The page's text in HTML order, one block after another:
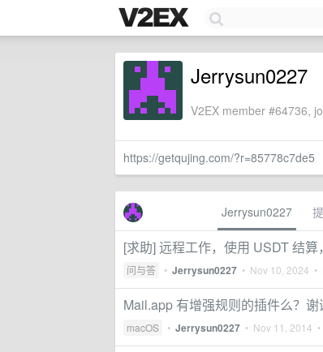
Jerrysun0227
V2EX member #64736,
https://getqujing.com/?r=85778c7de5
Jerrysun0227
[求助] 远程工作，使用 USDT 结
问与答 • Jerrysun0227 • Nov 10, 2024 •
Mail.app 有增强规则的插件么？谢
macOS • Jerrysun0227 • Nov 11, 2014